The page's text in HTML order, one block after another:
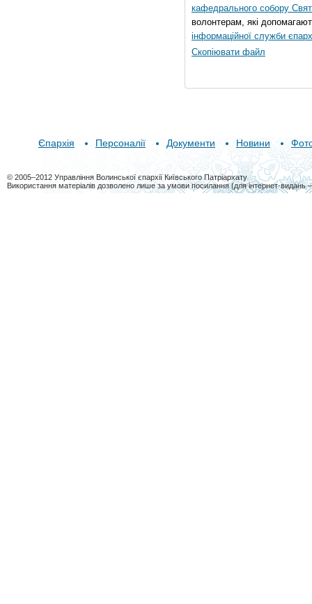
кафедрального собору
волонтерам, які
інформаційної служби
Скопіювати файл
Єпархія Персоналії Документи Новини
© 2005–2012 Управління Волинської єпархії Київського Патріархату
Використання матеріалів дозволено лише за умови посилання (для інтернет-видань